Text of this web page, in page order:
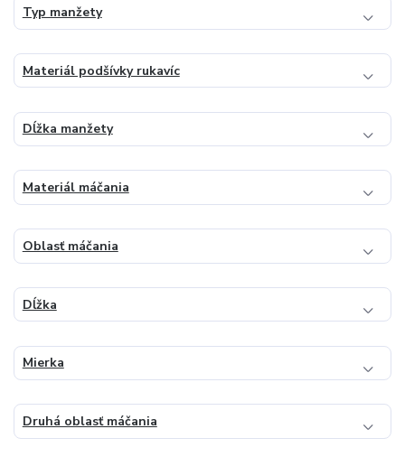
Typ manžety
Materiál podšívky rukavíc
Dĺžka manžety
Materiál máčania
Oblasť máčania
Dĺžka
Mierka
Druhá oblasť máčania